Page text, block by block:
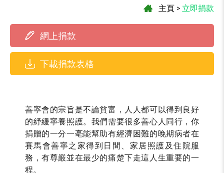
主頁 > 立即捐款
網上捐款
下載捐款表格
善寧會的宗旨是不論貧富，人人都可以得到良好
的紓緩寧養照護。我們需要很多善心人同行，你
捐贈的一分一亳能幫助有經濟困難的晚期病者在
賽馬會善寧之家得到日間、家居照護及住院服
務，有尊嚴並在最少的痛楚下走這人生重要的一
程。